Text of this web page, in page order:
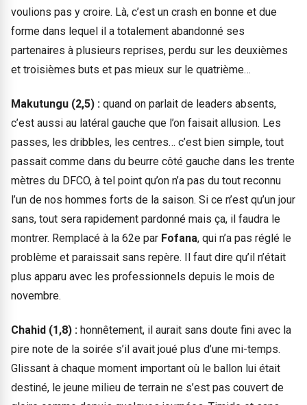
voulions pas y croire. Là, c’est un crash en bonne et due
forme dans lequel il a totalement abandonné ses
partenaires à plusieurs reprises, perdu sur les deuxièmes
et troisièmes buts et pas mieux sur le quatrième…
Makutungu (2,5) : quand on parlait de leaders absents,
c’est aussi au latéral gauche que l’on faisait allusion. Les
passes, les dribbles, les centres… c’est bien simple, tout
passait comme dans du beurre côté gauche dans les trente
mètres du DFCO, à tel point qu’on n’a pas du tout reconnu
l’un de nos hommes forts de la saison. Si ce n’est qu’un jour
sans, tout sera rapidement pardonné mais ça, il faudra le
montrer. Remplacé à la 62e par Fofana, qui n’a pas réglé le
problème et paraissait sans repère. Il faut dire qu’il n’était
plus apparu avec les professionnels depuis le mois de
novembre.
Chahid (1,8) : honnêtement, il aurait sans doute fini avec la
pire note de la soirée s’il avait joué plus d’une mi-temps.
Glissant à chaque moment important où le ballon lui était
destiné, le jeune milieu de terrain ne s’est pas couvert de